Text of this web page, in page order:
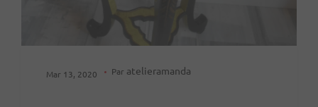
Mar 13, 2020 Par atelieramanda